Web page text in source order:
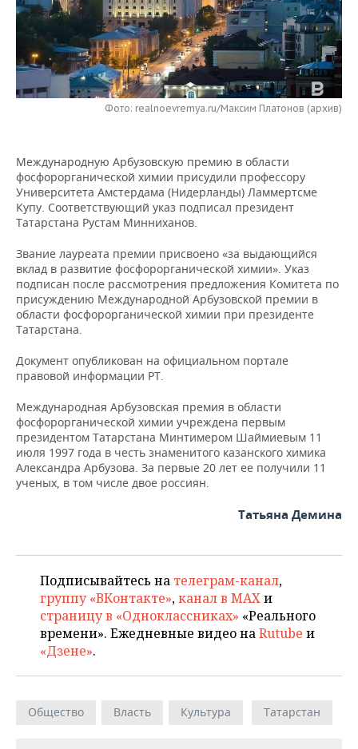
НЕФТЕХИМИЯ
НЕФТЬ
РОЗНИЧНАЯ ТОРГОВЛЯ
ТРАНСПОРТ
УСЛУГИ
НОВОСТИ ТЕХНОЛОГИЙ
IT
МЕДИА
МЕРОПРИЯТИЯ
НОВОСТИ МЕРОПРИЯТИЙ
ВЫЕЗДНАЯ РЕДАКЦИЯ
ONLINE-КОНФЕРЕНЦИИ
ОТКРЫТАЯ ЛЕКЦИЯ
СПОРТ
НОВОСТИ СПОРТА
ХОККЕЙ
БАСКЕТБОЛ
ВОЛЕЙБОЛ
КИБЕРСПОРТ
ФИГУРНОЕ КАТАНИЕ
ВОДНЫЕ ВИДЫ СПОРТА
ВЛАСТЬ
ИНФРАСТРУКТУРА
ИСТОРИЯ
КУЛЬТУРА
МЕДИЦИНА
ОБРАЗОВАНИЕ
СЮЖЕТЫ
СПРАВОЧНИК
СПИСОК ПЕРСОН
СПИСОК КОМПАНИЙ
ПОЛНАЯ ВЕРСИЯ
Фото: realnoevremya.ru/Максим Платонов (архив)
Международную Арбузовскую премию в области
фосфорорганической химии присудили профессору
Университета Амстердама (Нидерланды) Ламмертсме
Купу. Соответствующий указ подписал президент
Татарстана Рустам Минниханов.
Звание лауреата премии присвоено «за выдающийся
вклад в развитие фосфорорганической химии». Указ
подписан после рассмотрения предложения Комитета по
присуждению Международной Арбузовской премии в
области фосфорорганической химии при президенте
Татарстана.
Документ опубликован на официальном портале
правовой информации РТ.
Международная Арбузовская премия в области
фосфорорганической химии учреждена первым
президентом Татарстана Минтимером Шаймиевым 11
июля 1997 года в честь знаменитого казанского химика
Александра Арбузова. За первые 20 лет ее получили 11
ученых, в том числе двое россиян.
Татьяна Демина
Подписывайтесь на телеграм-канал,
группу «ВКонтакте»,канал в MAXи
страницу в «Одноклассниках» «Реального
времени». Ежедневные видео наRutube и
«Дзене».
Общество Власть Культура Татарстан